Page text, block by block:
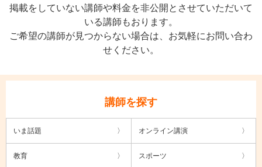
掲載をしていない講師や料金を非公開とさせていただいて
いる講師もおります。
ご希望の講師が見つからない場合は、お気軽にお問い合わ
せください。
講師を探す
いま話題 オンライン講演
教育 スポーツ